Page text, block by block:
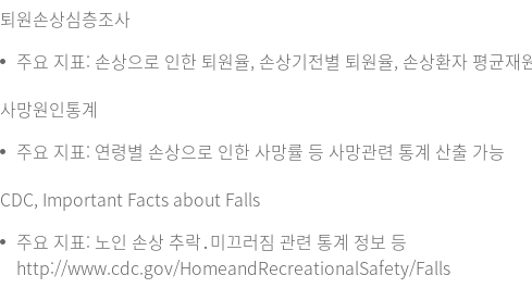
퇴원손상심층조사
주요 지표: 손상으로 인한 퇴원율, 손상기전별 퇴원율, 손상환자 평균재
사망원인통계
주요 지표: 연령별 손상으로 인한 사망률 등 사망관련 통계 산출 가능
CDC, Important Facts about Falls
주요 지표: 노인 손상 추락․미끄러짐 관련 통계 정보 등
http://www.cdc.gov/HomeandRecreationalSafety/Falls